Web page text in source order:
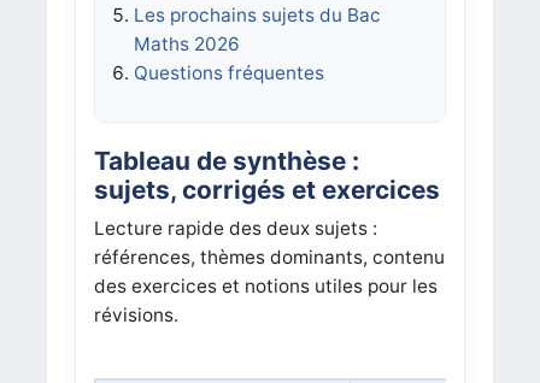
Les prochains sujets du Bac
Maths 2026
Questions fréquentes
Tableau de synthèse :
sujets, corrigés et exercices
Lecture rapide des deux sujets :
références, thèmes dominants, contenu
des exercices et notions utiles pour les
révisions.